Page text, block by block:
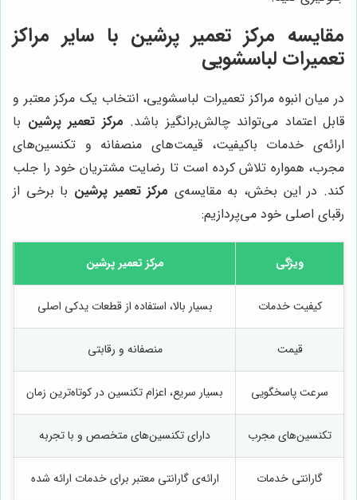
مقایسه مرکز تعمیر پرشین با سایر مراکز
تعمیرات لباسشویی
در میان انبوه مراکز تعمیرات لباسشویی، انتخاب یک مرکز معتبر و
قابل اعتماد می‌تواند چالش‌برانگیز باشد. مرکز تعمیر پرشین با
ارائه‌ی خدمات باکیفیت، قیمت‌های منصفانه و تکنسین‌های
مجرب، همواره تلاش کرده است تا رضایت مشتریان خود را جلب
کند. در این بخش، به مقایسه‌ی مرکز تعمیر پرشین با برخی از
رقبای اصلی خود می‌پردازیم:
ویژگی مرکز تعمیر پرشین
کیفیت خدمات بسیار بالا، استفاده از قطعات یدکی اصلی
قیمت منصفانه و رقابتی
سرعت پاسخگویی بسیار سریع، اعزام تکنسین در کوتاه‌ترین زمان
تکنسین‌های مجرب دارای تکنسین‌های متخصص و با تجربه
گارانتی خدمات ارائه‌ی گارانتی معتبر برای خدمات ارائه شده